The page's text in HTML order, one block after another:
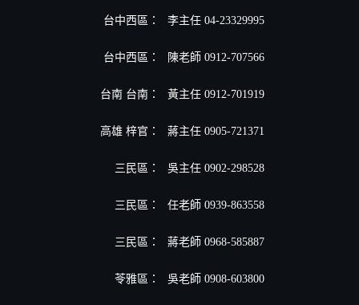
台中西區： 李主任 04-23329995
台中西區： 陳老師 0912-707566
台南 台南： 黃主任 0912-701919
高雄 梓官： 蔣主任 0905-721371
三民區： 吳主任 0902-298528
三民區： 任老師 0939-863558
三民區： 蔣老師 0968-585887
苓雅區： 吳老師 0908-603800